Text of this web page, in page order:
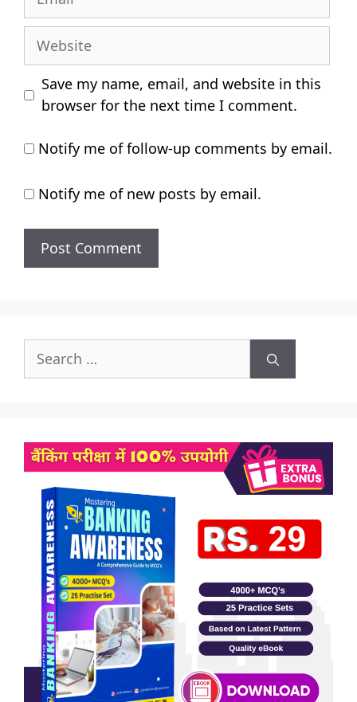
Website
Save my name, email, and website in this
browser for the next time I comment.
Notify me of follow-up comments by email.
Notify me of new posts by email.
for: